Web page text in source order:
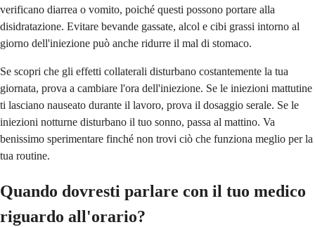
verificano diarrea o vomito, poiché questi possono portare alla
disidratazione. Evitare bevande gassate, alcol e cibi grassi intorno al
giorno dell'iniezione può anche ridurre il mal di stomaco.
Se scopri che gli effetti collaterali disturbano costantemente la tua
giornata, prova a cambiare l'ora dell'iniezione. Se le iniezioni mattutine
ti lasciano nauseato durante il lavoro, prova il dosaggio serale. Se le
iniezioni notturne disturbano il tuo sonno, passa al mattino. Va
benissimo sperimentare finché non trovi ciò che funziona meglio per la
tua routine.
Quando dovresti parlare con il tuo medico
riguardo all'orario?